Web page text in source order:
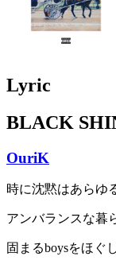
Lyric
BLACK
OuriK
時に沈黙はあらゆ
アンバランスな暮
固まるboysをほぐ